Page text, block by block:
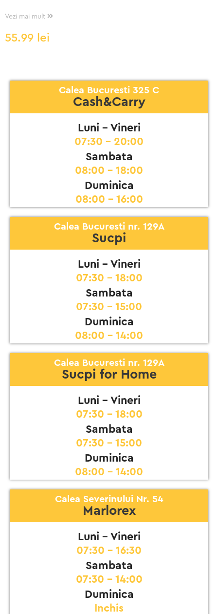
Vezi mai mult
55.99 lei
Calea Bucuresti 325 C
Cash&Carry
Luni - Vineri
07:30 - 20:00
Sambata
08:00 - 18:00
Duminica
08:00 - 16:00
Calea Bucuresti nr. 129A
Sucpi
Luni - Vineri
07:30 - 18:00
Sambata
07:30 - 15:00
Duminica
08:00 - 14:00
Calea Bucuresti nr. 129A
Sucpi for Home
Luni - Vineri
07:30 - 18:00
Sambata
07:30 - 15:00
Duminica
08:00 - 14:00
Calea Severinului Nr. 54
Marlorex
Luni - Vineri
07:30 - 16:30
Sambata
07:30 - 14:00
Duminica
Inchis